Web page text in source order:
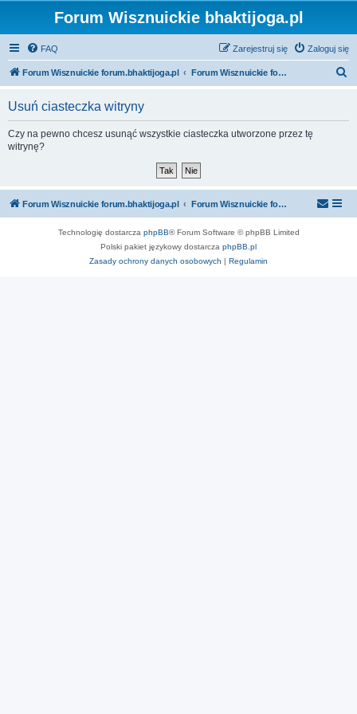
Forum Wisznuickie bhaktijoga.pl
FAQ Zaloguj się
Zarejestruj się
Forum Wisznuickie forum.bhaktijoga.pl Forum Wisznuickie forum.bhaktijoga.pl
Usuń ciasteczka witryny
Czy na pewno chcesz usunąć wszystkie ciasteczka utworzone przez tę
witrynę?
Forum Wisznuickie forum.bhaktijoga.pl Forum Wisznuickie forum.bhaktijoga.pl
Technologię dostarcza phpBB® Forum Software © phpBB Limited
Polski pakiet językowy dostarcza phpBB.pl
Zasady ochrony danych osobowych | Regulamin